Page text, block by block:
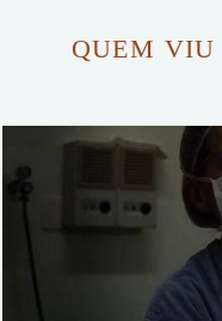
QUEM